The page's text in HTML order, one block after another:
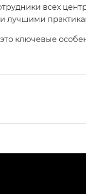
всех
лучшими
ключевые